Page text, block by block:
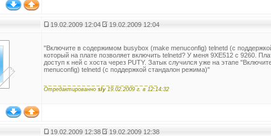
19.02.2009 12:04 19.02.2009 12:04
"Включите в содержимом busybox (make menuconfig) telnetd (с
который на плате позволяет включить telnetd? У меня 9XE512 с 9260.
доступ к ней с хоста через PUTY. Затык случился уже на этапе
menuconfig) telnetd (с поддержкой стандалон режима)"
Отредактированно sly19.02.2009 г. в 12:14:32
19.02.2009 12:38 19.02.2009 12:38